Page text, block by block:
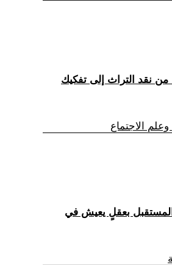
تأثيل المقدس 7 : من نقد التراث إلى تفكيك
الاجتماع
المستقبل بعقلٍ يعيش في